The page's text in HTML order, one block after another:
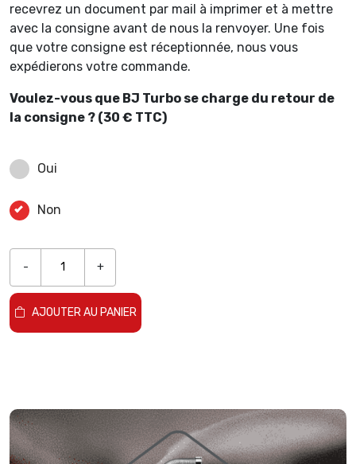
recevrez un document par mail à imprimer et à mettre
avec la consigne avant de nous la renvoyer. Une fois
que votre consigne est réceptionnée, nous vous
expédierons votre commande.
Voulez-vous que BJ Turbo se charge du retour de
la consigne ? (30 € TTC)
Oui
Non
- +
AJOUTER AU PANIER